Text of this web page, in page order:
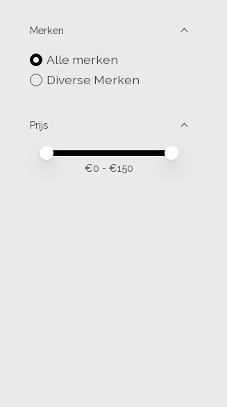
Merken
Alle merken
Diverse Merken
Prijs
Minimale prijswaarde
Price maximum value
€0 - €150